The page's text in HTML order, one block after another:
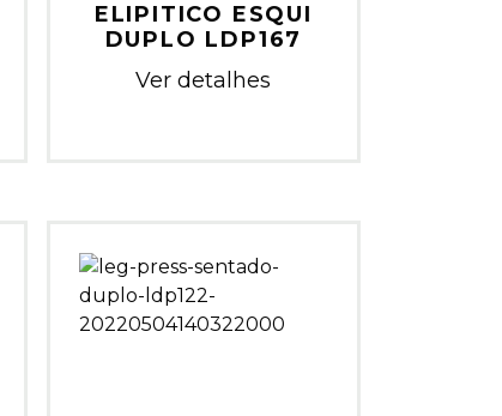
ELIPITICO ESQUI
DUPLO LDP167
Ver detalhes